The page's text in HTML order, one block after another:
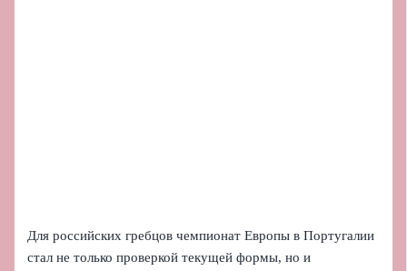
Для российских гребцов чемпионат Европы в Португалии
стал не только проверкой текущей формы, но и